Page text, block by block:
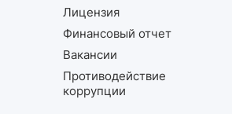
Лицензия
Финансовый отчет
Вакансии
Противодействие
коррупции